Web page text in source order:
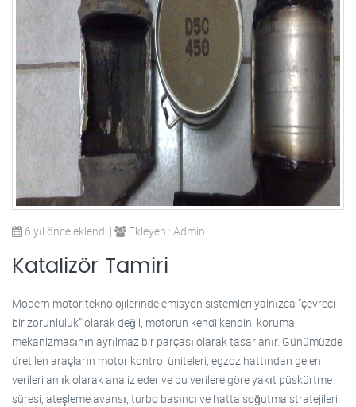
6 yıl önce eklendi | Ekleyen : Admin
Katalizör Tamiri
Modern motor teknolojilerinde emisyon sistemleri yalnızca “çevreci
bir zorunluluk” olarak değil, motorun kendi kendini koruma
mekanizmasının ayrılmaz bir parçası olarak tasarlanır. Günümüzde
üretilen araçların motor kontrol üniteleri, egzoz hattından gelen
verileri anlık olarak analiz eder ve bu verilere göre yakıt püskürtme
süresi, ateşleme avansı, turbo basıncı ve hatta soğutma stratejileri